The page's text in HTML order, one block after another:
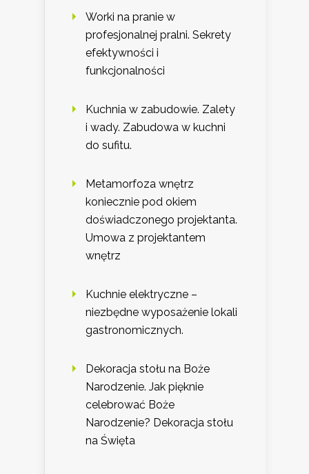
Worki na pranie w
profesjonalnej pralni. Sekrety
efektywności i
funkcjonalności
Kuchnia w zabudowie. Zalety
i wady. Zabudowa w kuchni
do sufitu.
Metamorfoza wnętrz
koniecznie pod okiem
doświadczonego projektanta.
Umowa z projektantem
wnętrz
Kuchnie elektryczne –
niezbędne wyposażenie lokali
gastronomicznych.
Dekoracja stołu na Boże
Narodzenie. Jak pięknie
celebrować Boże
Narodzenie? Dekoracja stołu
na Święta